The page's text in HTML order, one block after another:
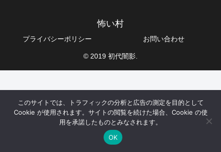
怖い村
プライバシーポリシー お問い合わせ
© 2019 初代闇影.
このサイトでは、トラフィックの分析と広告の測定を目的として
Cookie が使用されます。サイトの閲覧を続けた場合、Cookie の使
用を承諾したものとみなされます。
OK